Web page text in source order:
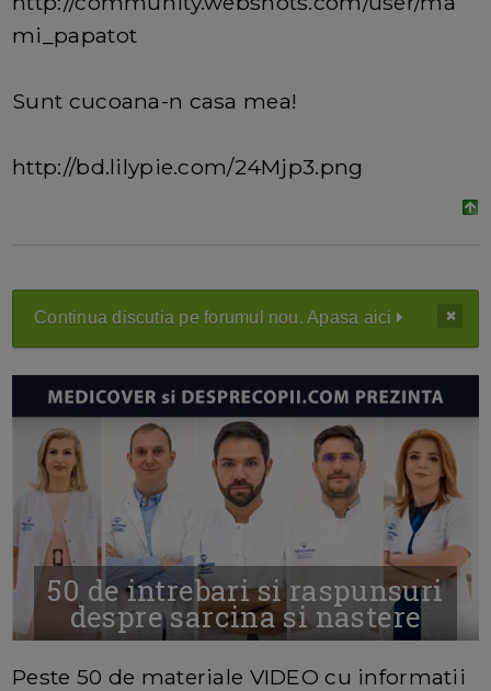
mi_papatot
Sunt cucoana-n casa mea!
http://bd.lilypie.com/24Mjp3.png
Continua discutia pe forumul nou. Apasa aici
50 de intrebari si raspunsuri
despre sarcina si nastere
Peste 50 de materiale VIDEO cu informatii